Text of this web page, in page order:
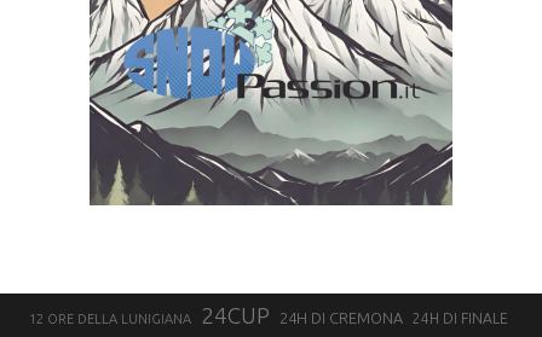
12 ORE DELLA LUNIGIANA 24CUP 24H DI CREMONA 24H DI FINALE